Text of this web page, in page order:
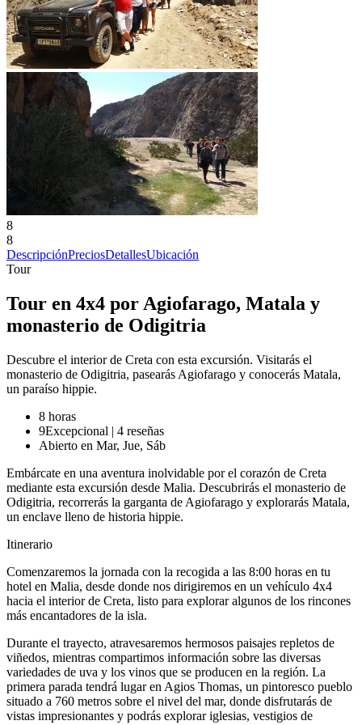
8
8
DescripciónPreciosDetallesUbicación
Tour
Tour en 4x4 por Agiofarago, Matala y
monasterio de Odigitria
Descubre el interior de Creta con esta excursión. Visitarás el
monasterio de Odigitria, pasearás Agiofarago y conocerás Matala,
un paraíso hippie.
8 horas
9Excepcional | 4 reseñas
Abierto en Mar, Jue, Sáb
Embárcate en una aventura inolvidable por el corazón de Creta
mediante esta excursión desde Malia. Descubrirás el monasterio de
Odigitria, recorrerás la garganta de Agiofarago y explorarás Matala,
un enclave lleno de historia hippie.
Itinerario
Comenzaremos la jornada con la recogida a las 8:00 horas en tu
hotel en Malia, desde donde nos dirigiremos en un vehículo 4x4
hacia el interior de Creta, listo para explorar algunos de los rincones
más encantadores de la isla.
Durante el trayecto, atravesaremos hermosos paisajes repletos de
viñedos, mientras compartimos información sobre las diversas
variedades de uva y los vinos que se producen en la región. La
primera parada tendrá lugar en Agios Thomas, un pintoresco pueblo
situado a 760 metros sobre el nivel del mar, donde disfrutarás de
vistas impresionantes y podrás explorar iglesias, vestigios de